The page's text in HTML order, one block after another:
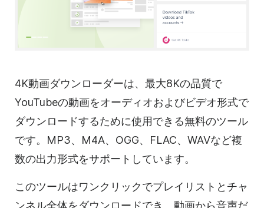
4K動画ダウンローダーは、最大8Kの品質で
YouTubeの動画をオーディオおよびビデオ形式で
ダウンロードするために使用できる無料のツール
です。MP3、M4A、OGG、FLAC、WAVなど複
数の出力形式をサポートしています。
このツールはワンクリックでプレイリストとチャ